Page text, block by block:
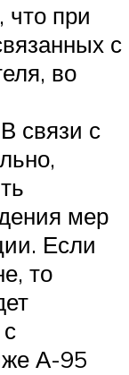
при
с
во
связи с
мер
Если
то
А-95